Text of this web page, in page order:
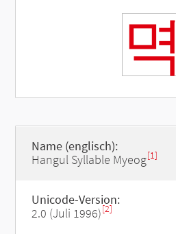
멱
Name (englisch):
Hangul Syllable Myeog[1]
Unicode-Version:
2.0 (Juli 1996)[2]